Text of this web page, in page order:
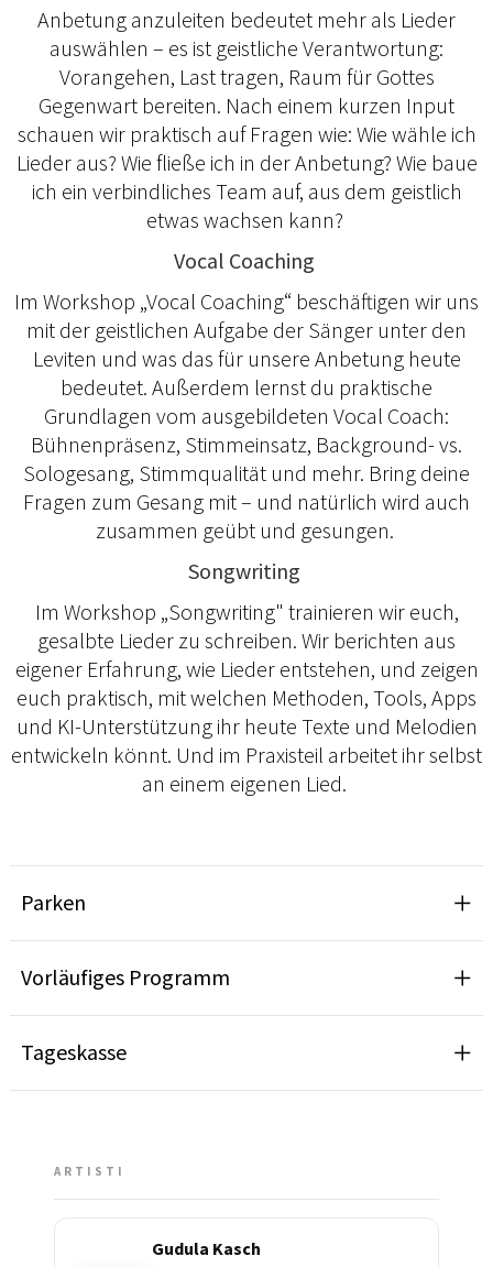
Anbetung anzuleiten bedeutet mehr als Lieder
auswählen – es ist geistliche Verantwortung:
Vorangehen, Last tragen, Raum für Gottes
Gegenwart bereiten. Nach einem kurzen Input
schauen wir praktisch auf Fragen wie: Wie wähle ich
Lieder aus? Wie fließe ich in der Anbetung? Wie baue
ich ein verbindliches Team auf, aus dem geistlich
etwas wachsen kann?
Vocal Coaching
Im Workshop „Vocal Coaching“ beschäftigen wir uns
mit der geistlichen Aufgabe der Sänger unter den
Leviten und was das für unsere Anbetung heute
bedeutet. Außerdem lernst du praktische
Grundlagen vom ausgebildeten Vocal Coach:
Bühnenpräsenz, Stimmeinsatz, Background- vs.
Sologesang, Stimmqualität und mehr. Bring deine
Fragen zum Gesang mit – und natürlich wird auch
zusammen geübt und gesungen.
Songwriting
Im Workshop „Songwriting" trainieren wir euch,
gesalbte Lieder zu schreiben. Wir berichten aus
eigener Erfahrung, wie Lieder entstehen, und zeigen
euch praktisch, mit welchen Methoden, Tools, Apps
und KI-Unterstützung ihr heute Texte und Melodien
entwickeln könnt. Und im Praxisteil arbeitet ihr selbst
an einem eigenen Lied.
Parken
Vorläufiges Programm
Tageskasse
ARTISTI
Gudula Kasch